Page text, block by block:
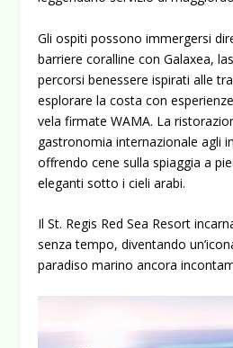
Gli ospiti possono immergersi
barriere coralline con Galaxea,
percorsi benessere ispirati alle
esplorare la costa con
vela firmate WAMA. La
gastronomia internazionale agli
offrendo cene sulla spiaggia a
eleganti sotto i cieli arabi.
Il St. Regis Red Sea Resort
senza tempo, diventando
paradiso marino ancora